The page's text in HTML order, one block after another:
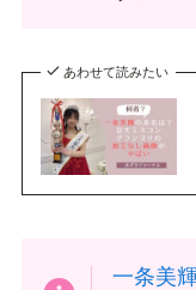
あわせて読みたい
一条美